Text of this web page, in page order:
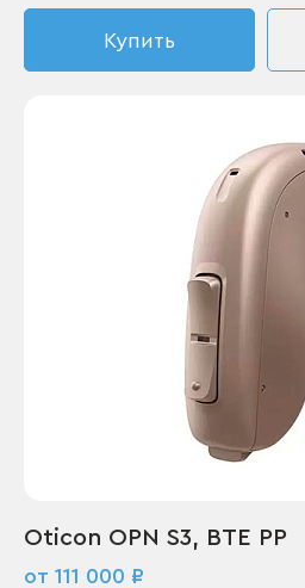
Купить
Oticon OPN S3, BTE PP
от 111 000 ₽